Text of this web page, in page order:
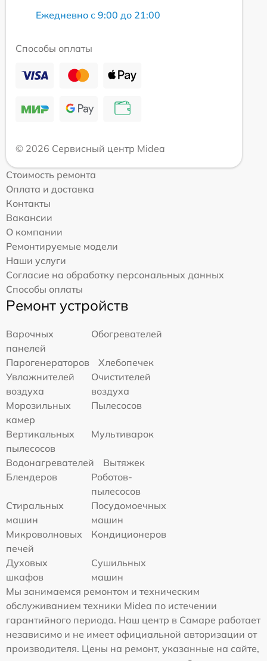
Ежедневно с 9:00 до 21:00
Способы оплаты
© 2026 Сервисный центр Midea
Стоимость ремонта
Оплата и доставка
Контакты
Вакансии
О компании
Ремонтируемые модели
Наши услуги
Согласие на обработку персональных данных
Способы оплаты
Ремонт устройств
Варочных
панелей
Обогревателей
Парогенераторов
Хлебопечек
Увлажнителей
воздуха
Очистителей
воздуха
Морозильных
камер
Пылесосов
Вертикальных
пылесосов
Мультиварок
Водонагревателей
Вытяжек
Блендеров
Роботов-
пылесосов
Стиральных
машин
Посудомоечных
машин
Микроволновых
печей
Кондиционеров
Духовых
шкафов
Сушильных
машин
Мы занимаемся ремонтом и техническим
обслуживанием техники Midea по истечении
гарантийного периода. Наш центр в Самаре работает
независимо и не имеет официальной авторизации от
производителя. Цены на ремонт, указанные на сайте,